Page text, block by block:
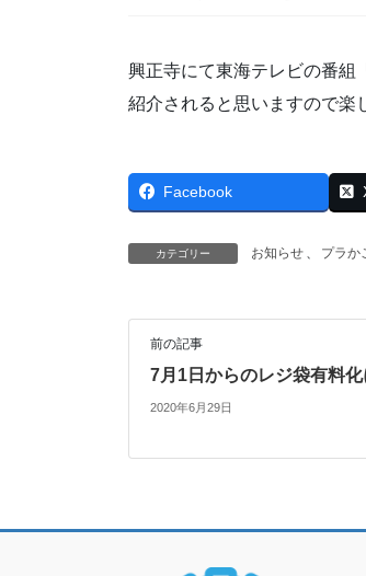
興正寺にて東海テレビの番組
紹介されると思いますので楽
Facebook
カテゴリー お知らせ 、 プラ
前の記事
7月1日からのレジ袋有料
2020年6月29日